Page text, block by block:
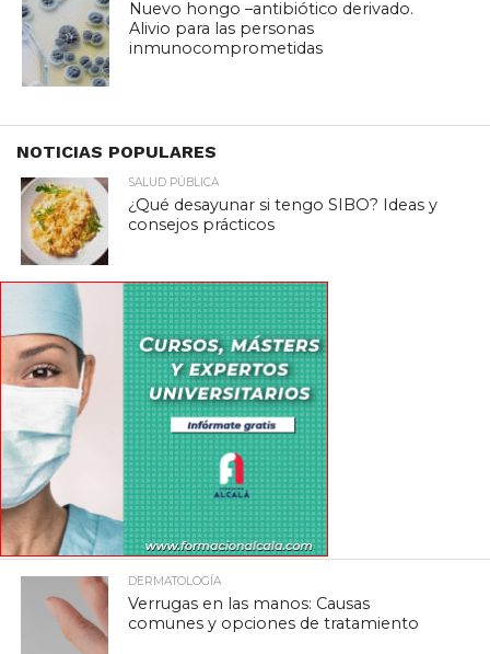
Nuevo hongo –antibiótico derivado.
Alivio para las personas
inmunocomprometidas
NOTICIAS POPULARES
SALUD PÚBLICA
¿Qué desayunar si tengo SIBO? Ideas y
consejos prácticos
DERMATOLOGÍA
Verrugas en las manos: Causas
comunes y opciones de tratamiento